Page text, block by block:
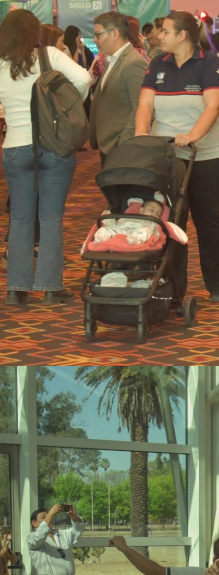
ExpoFuturo 2025: Gran
convocatoria y
participación en el Centro
de Convenciones de Salta
La “ExpoFuturo 2025” Multimodal
continúa desarrollándose con una
gran convocatoria de estudiantes,
docentes, familias e instituciones
educativas de la ciudad y el
interior cercano. Desde el martes
23 y hasta el viernes 26 de
septiembre, el Centro de
Convenciones de Limache se
convirtió en un espacio de
encuentro donde miles de
jóvenes exploran la amplia…